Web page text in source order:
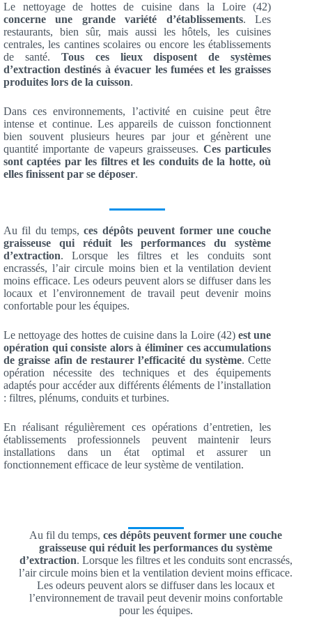
Le nettoyage de hottes de cuisine dans la Loire (42)
concerne une grande variété d’établissements. Les
restaurants, bien sûr, mais aussi les hôtels, les cuisines
centrales, les cantines scolaires ou encore les établissements
de santé. Tous ces lieux disposent de systèmes
d’extraction destinés à évacuer les fumées et les graisses
produites lors de la cuisson.
Dans ces environnements, l’activité en cuisine peut être
intense et continue. Les appareils de cuisson fonctionnent
bien souvent plusieurs heures par jour et génèrent une
quantité importante de vapeurs graisseuses. Ces particules
sont captées par les filtres et les conduits de la hotte, où
elles finissent par se déposer.
Au fil du temps,ces dépôts peuvent former une couche
graisseuse qui réduit les performances du système
d’extraction. Lorsque les filtres et les conduits sont
encrassés, l’air circule moins bien et la ventilation devient
moins efficace. Les odeurs peuvent alors se diffuser dans les
locaux et l’environnement de travail peut devenir moins
confortable pour les équipes.
Le nettoyage des hottes de cuisine dans la Loire (42)est une
opération qui consiste alors à éliminer ces accumulations
de graisse afin de restaurer l’efficacité du système. Cette
opération nécessite des techniques et des équipements
adaptés pour accéder aux différents éléments de l’installation
: filtres, plénums, conduits et turbines.
En réalisant régulièrement ces opérations d’entretien, les
établissements professionnels peuvent maintenir leurs
installations dans un état optimal et assurer un
fonctionnement efficace de leur système de ventilation.
Au fil du temps,ces dépôts peuvent former une couche
graisseuse qui réduit les performances du système
d’extraction. Lorsque les filtres et les conduits sont encrassés,
l’air circule moins bien et la ventilation devient moins efficace.
Les odeurs peuvent alors se diffuser dans les locaux et
l’environnement de travail peut devenir moins confortable
pour les équipes.